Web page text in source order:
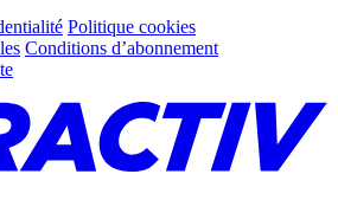
Politique cookies
Conditions d’abonnement